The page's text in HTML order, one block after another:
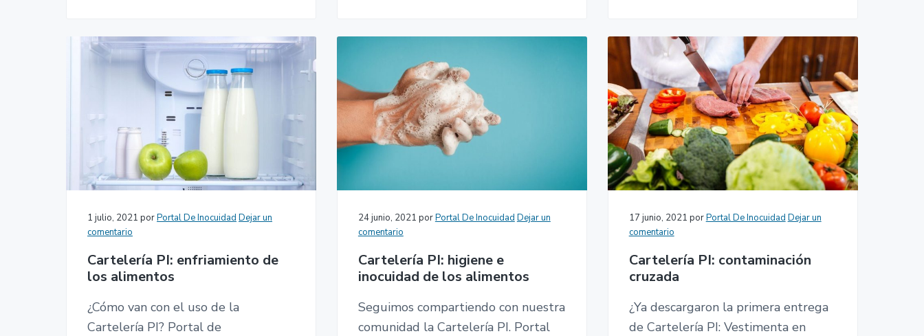
1 julio, 2021 porPortal De Inocuidad Dejar un
comentario
Cartelería PI: enfriamiento de
los alimentos
¿Cómo van con el uso de la
Cartelería PI? Portal de
24 junio, 2021 porPortal De Inocuidad Dejar un
comentario
Cartelería PI: higiene e
inocuidad de los alimentos
Seguimos compartiendo con nuestra
comunidad la Cartelería PI. Portal
17 junio, 2021 porPortal De Inocuidad Dejar un
comentario
Cartelería PI: contaminación
cruzada
¿Ya descargaron la primera entrega
de Cartelería PI: Vestimenta en